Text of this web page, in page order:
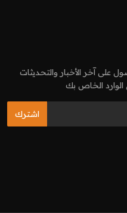
على آخر الأخبار والتحديثات
الخاص بك
اشترك